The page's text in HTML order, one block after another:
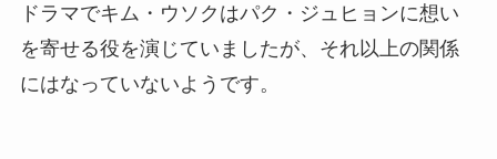
ドラマでキム・ウソクはパク・ジュヒョンに想い
を寄せる役を演じていましたが、それ以上の関係
にはなっていないようです。